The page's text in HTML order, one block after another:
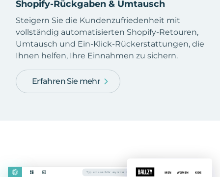
Shopify-Rückgaben & Umtausch
Steigern Sie die Kundenzufriedenheit mit
vollständig automatisierten Shopify-Retouren,
Umtausch und Ein-Klick-Rückerstattungen, die
Ihnen helfen, Ihre Einnahmen zu sichern.
Erfahren Sie mehr